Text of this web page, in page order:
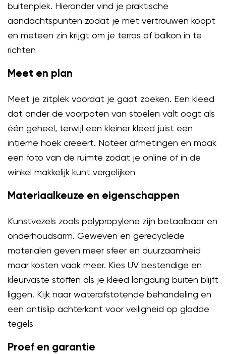
buitenplek. Hieronder vind je praktische
aandachtspunten zodat je met vertrouwen koopt
en meteen zin krijgt om je terras of balkon in te
richten
Meet en plan
Meet je zitplek voordat je gaat zoeken. Een kleed
dat onder de voorpoten van stoelen valt oogt als
één geheel, terwijl een kleiner kleed juist een
intieme hoek creëert. Noteer afmetingen en maak
een foto van de ruimte zodat je online of in de
winkel makkelijk kunt vergelijken
Materiaalkeuze en eigenschappen
Kunstvezels zoals polypropylene zijn betaalbaar en
onderhoudsarm. Geweven en gerecyclede
materialen geven meer sfeer en duurzaamheid
maar kosten vaak meer. Kies UV bestendige en
kleurvaste stoffen als je kleed langdurig buiten blijft
liggen. Kijk naar waterafstotende behandeling en
een antislip achterkant voor veiligheid op gladde
tegels
Proef en garantie